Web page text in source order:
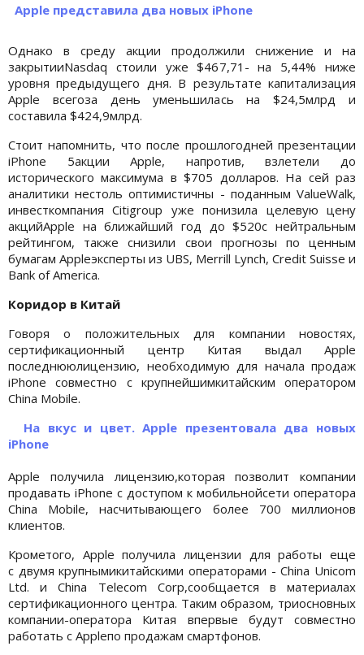
Apple представила два новых iPhone
Однако в среду акции продолжили снижение и на
закрытииNasdaq стоили уже $467,71- на 5,44% ниже
уровня предыдущего дня. В результате капитализация
Apple всегоза день уменьшилась на $24,5млрд и
составила $424,9млрд.
Стоит напомнить, что после прошлогодней презентации
iPhone 5акции Apple, напротив, взлетели до
исторического максимума в $705 долларов. На сей раз
аналитики нестоль оптимистичны - поданным ValueWalk,
инвесткомпания Citigroup уже понизила целевую цену
акцийApple на ближайший год до $520с нейтральным
рейтингом, также снизили свои прогнозы по ценным
бумагам Appleэксперты из UBS, Merrill Lynch, Credit Suisse и
Bank of America.
Коридор в Китай
Говоря о положительных для компании новостях,
сертификационный центр Китая выдал Apple
последнююлицензию, необходимую для начала продаж
iPhone совместно с крупнейшимкитайским оператором
China Mobile.
На вкус и цвет. Apple презентовала два новых
iPhone
Apple получила лицензию,которая позволит компании
продавать iPhone с доступом к мобильнойсети оператора
China Mobile, насчитывающего более 700 миллионов
клиентов.
Крометого, Apple получила лицензии для работы еще
с двумя крупнымикитайскими операторами - China Unicom
Ltd. и China Telecom Corp,сообщается в материалах
сертификационного центра. Таким образом, триосновных
компании-оператора Китая впервые будут совместно
работать с Appleпо продажам смартфонов.